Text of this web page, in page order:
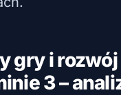
gry i
3 –